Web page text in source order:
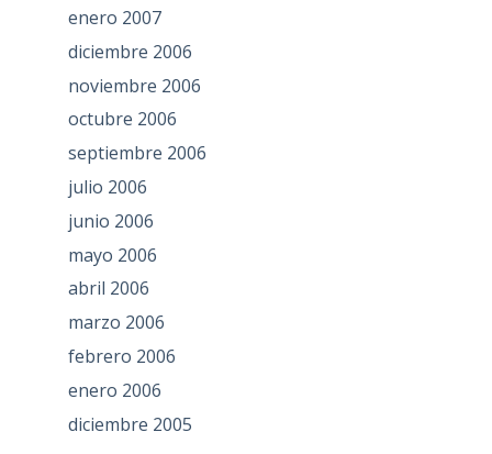
enero 2007
diciembre 2006
noviembre 2006
octubre 2006
septiembre 2006
julio 2006
junio 2006
mayo 2006
abril 2006
marzo 2006
febrero 2006
enero 2006
diciembre 2005